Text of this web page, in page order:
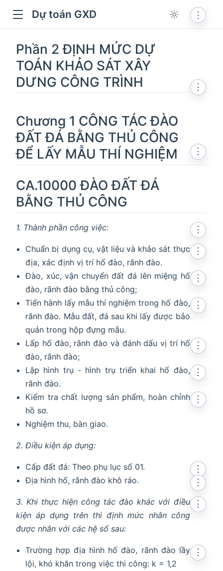
Dự toán GXD
Phần 2 ĐỊNH MỨC DỰ
TOÁN KHẢO SÁT XÂY
DƯNG CÔNG TRÌNH
⋮
Chương 1 CÔNG TÁC ĐÀO
ĐẤT ĐÁ BẰNG THỦ CÔNG
ĐỂ LẤY MẪU THÍ NGHIỆM
⋮
CA.10000 ĐÀO ĐẤT ĐÁ
BẰNG THỦ CÔNG
⋮
1. Thành phần công việc:
⋮
Chuẩn bị dụng cụ, vật liệu và khảo sát thực
địa, xác định vị trí hố đào, rãnh đào.
⋮
Đào, xúc, vận chuyển đất đá lên miệng hố
đào, rãnh đào bằng thủ công;
⋮
Tiến hành lấy mẫu thí nghiệm trong hố đào,
rãnh đào. Mẫu đất, đá sau khi lấy được bảo
quản trong hộp đựng mẫu.
⋮
Lấp hố đào, rãnh đào và đánh dấu vị trí hố
đào, rãnh đào;
⋮
Lập hình trụ - hình trụ triển khai hố đào,
rãnh đào.
⋮
Kiểm tra chất lượng sản phẩm, hoàn chỉnh
hồ sơ.
⋮
Nghiệm thu, bàn giao.
2. Điều kiện áp dụng:
Cấp đất đá: Theo phụ lục số 01.
⋮
Địa hình hố, rãnh đào khô ráo.
⋮
3. Khi thực hiện công tác đào khác với điều
kiện áp dụng trên thì định mức nhân công
được nhân với các hệ số sau:
⋮
Trường hợp địa hình hố đào, rãnh đào lầy
lội, khó khăn trong việc thi công: k = 1,2
⋮